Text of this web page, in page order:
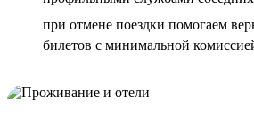
при отмене поездки помогаем
билетов с минимальной